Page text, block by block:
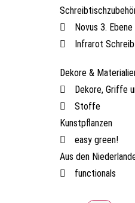
Novus 3. Ebene
Infrarot
Dekore &
Dekore, Griffe
Stoffe
Kunstpflanzen
easy green!
Aus den
functionals